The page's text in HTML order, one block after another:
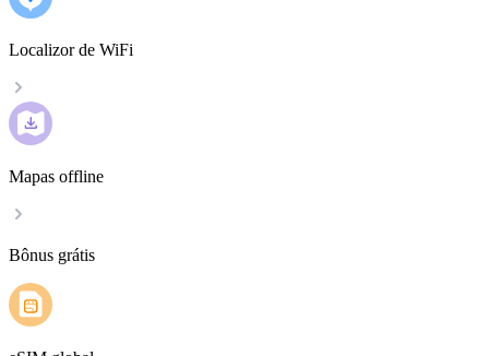
Localizor de WiFi
Mapas offline
Bônus grátis